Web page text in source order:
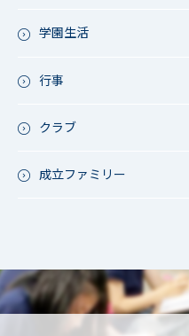
教育活動（高校）
アース・プロジェクト
学園生活
今日の1枚～ｸﾗｽ&ｸﾗﾌﾞ編～
行事
成立祭（文化祭）
クラブ
軟式野球
女子バスケットボール
男女バスケットボール（中学）
男子バドミントン
女子バドミントン
成立ファミリー